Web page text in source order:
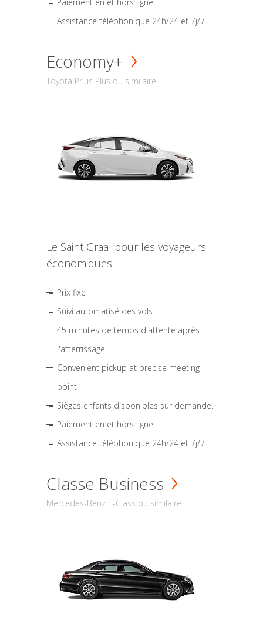
Assistance téléphonique 24h/24 et 7j/7
Economy+
Toyota Prius Plus ou similaire
Le Saint Graal pour les voyageurs
économiques
Prix fixe
Suivi automatisé des vols
45 minutes de temps d'attente après
l'atterrissage
Convenient pickup at precise meeting
point
Sièges enfants disponibles sur demande.
Paiement en et hors ligne
Assistance téléphonique 24h/24 et 7j/7
Classe Business
Mercedes-Benz E-Class ou similaire